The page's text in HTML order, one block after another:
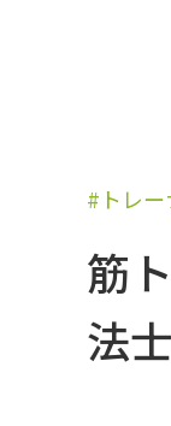
#トレー
筋
法